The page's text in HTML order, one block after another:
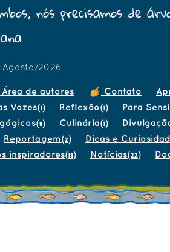
nós precisamos de
Agosto/2026
Área de autores Contato
Vozes(1) Reflexão(1) Para
(8) Culinária(1)
Reportagem(2) Dicas e
inspiradores(18) Notícias(22)